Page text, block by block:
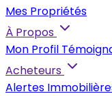
Mes Propriétés
À Propos
Mon Profil
Acheteurs
Alertes